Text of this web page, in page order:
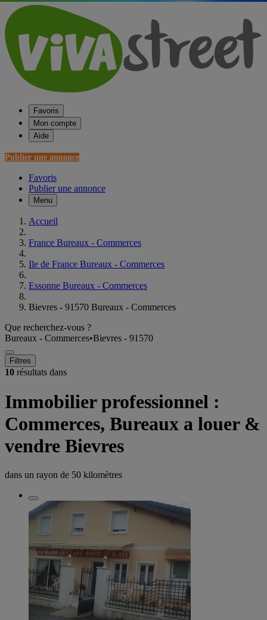
Favoris
Mon compte
Aide
Publier une annonce
Favoris
Publier une annonce
Menu
Accueil
France Bureaux - Commerces
Ile de France Bureaux - Commerces
Essonne Bureaux - Commerces
Bievres - 91570 Bureaux - Commerces
Que recherchez-vous ?
Bureaux - Commerces•Bievres - 91570
Filtres
10 résultats dans
Immobilier professionnel :
Commerces, Bureaux a louer &
vendre Bievres
dans un rayon de 50 kilomètres